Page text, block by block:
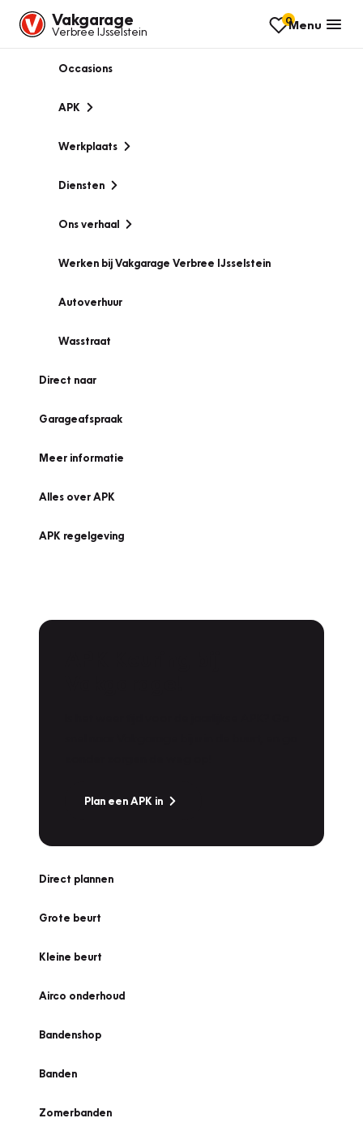
Vakgarage
Verbree IJsselstein
0Menu
Occasions
APK
Werkplaats
Diensten
Ons verhaal
Werken bij Vakgarage Verbree IJsselstein
Autoverhuur
Wasstraat
Direct naar
Garageafspraak
Meer informatie
Alles over APK
APK regelgeving
Plan een APK in
Direct plannen
Grote beurt
Kleine beurt
Airco onderhoud
Bandenshop
Banden
Zomerbanden